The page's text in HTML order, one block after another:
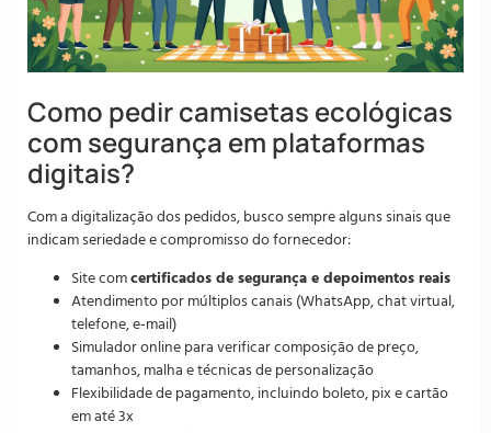
Como pedir camisetas ecológicas
com segurança em plataformas
digitais?
Com a digitalização dos pedidos, busco sempre alguns sinais que
indicam seriedade e compromisso do fornecedor:
Site comcertificados de segurança e depoimentos reais
Atendimento por múltiplos canais (WhatsApp, chat virtual,
telefone, e-mail)
Simulador online para verificar composição de preço,
tamanhos, malha e técnicas de personalização
Flexibilidade de pagamento, incluindo boleto, pix e cartão
em até 3x